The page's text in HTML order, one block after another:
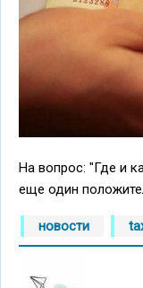
На вопрос: "Где и
еще один
новости